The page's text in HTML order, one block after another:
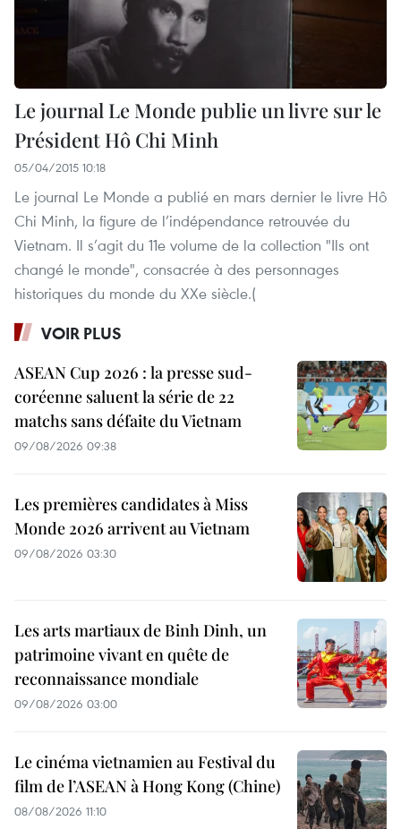
Le journal Le Monde publie un livre sur le
Président Hô Chi Minh
05/04/2015 10:18
Le journal Le Monde a publié en mars dernier le livre Hô
Chi Minh, la figure de l’indépendance retrouvée du
Vietnam. Il s’agit du 11e volume de la collection "Ils ont
changé le monde", consacrée à des personnages
historiques du monde du XXe siècle.(
VOIR PLUS
ASEAN Cup 2026 : la presse sud-
coréenne saluent la série de 22
matchs sans défaite du Vietnam
09/08/2026 09:38
Les premières candidates à Miss
Monde 2026 arrivent au Vietnam
09/08/2026 03:30
Les arts martiaux de Binh Dinh, un
patrimoine vivant en quête de
reconnaissance mondiale
09/08/2026 03:00
Le cinéma vietnamien au Festival du
film de l’ASEAN à Hong Kong (Chine)
08/08/2026 11:10